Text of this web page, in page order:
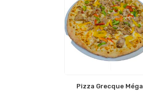
Pizza Grecque Méga